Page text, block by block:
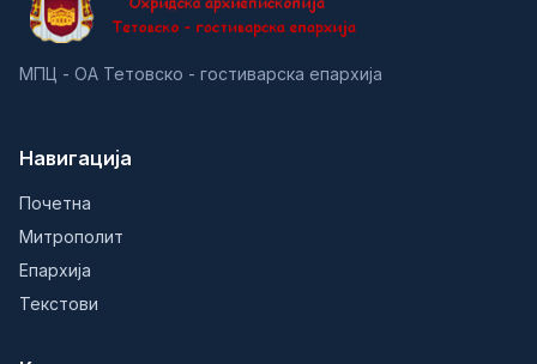
МПЦ - ОА Тетовско - гостиварска епархија
Навигација
Почетна
Митрополит
Епархија
Текстови